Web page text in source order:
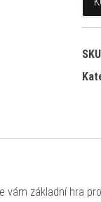
vám základní hra